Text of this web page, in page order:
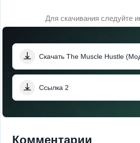
Для скачивания следуйте
Ссылка 2
Комментарии